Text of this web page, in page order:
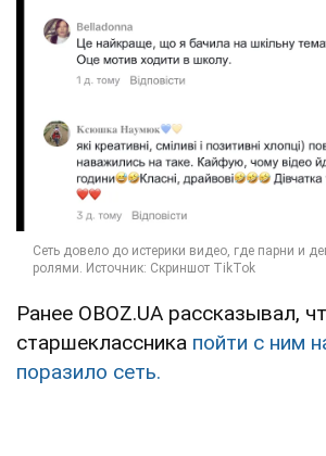
Ранее OBOZ.UA рассказывал,
старшеклассника пойти с ним
поразило сеть.